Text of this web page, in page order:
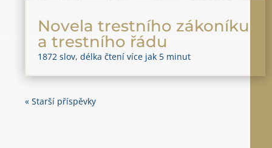
Novela trestního zákoníku
a trestního řádu
1872 slov, délka čtení více jak 5 minut
« Starší příspěvky